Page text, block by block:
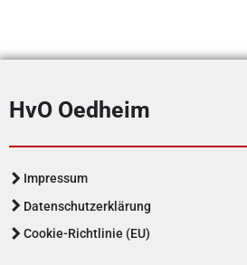
HvO Oedheim
Impressum
Datenschutzerklärung
Cookie-Richtlinie (EU)